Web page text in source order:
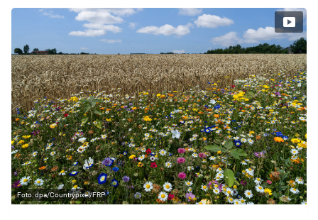
dpa/Countrypixel/FRP